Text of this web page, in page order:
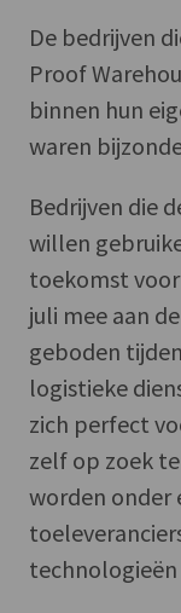
De bedrijven
Proof
binnen hun
waren
Bedrijven die
willen
toekomst
juli mee aan
geboden
logistieke
zich perfect
zelf op zoek
worden onder